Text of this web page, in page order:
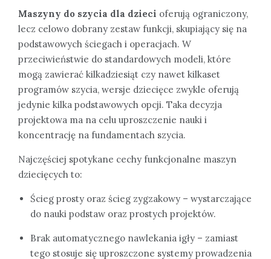
Maszyny do szycia dla dzieci oferują ograniczony,
lecz celowo dobrany zestaw funkcji, skupiający się na
podstawowych ściegach i operacjach. W
przeciwieństwie do standardowych modeli, które
mogą zawierać kilkadziesiąt czy nawet kilkaset
programów szycia, wersje dziecięce zwykle oferują
jedynie kilka podstawowych opcji. Taka decyzja
projektowa ma na celu uproszczenie nauki i
koncentrację na fundamentach szycia.
Najczęściej spotykane cechy funkcjonalne maszyn
dziecięcych to:
Ścieg prosty oraz ścieg zygzakowy – wystarczające
do nauki podstaw oraz prostych projektów.
Brak automatycznego nawlekania igły – zamiast
tego stosuje się uproszczone systemy prowadzenia